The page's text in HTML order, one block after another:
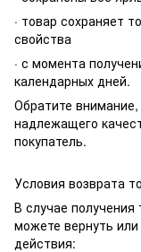
· товар сохраняет
свойства
· с момента
календарных дней.
Обратите
надлежащего
покупатель.
Условия возврата
В случае
можете вернуть
действия: